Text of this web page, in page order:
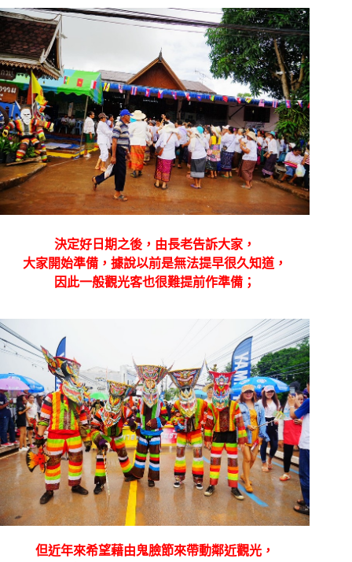
決定好日期之後，由長老告訴大家，
大家開始準備，據說以前是無法提早很久知道，
因此一般觀光客也很難提前作準備；
但近年來希望藉由鬼臉節來帶動鄰近觀光，